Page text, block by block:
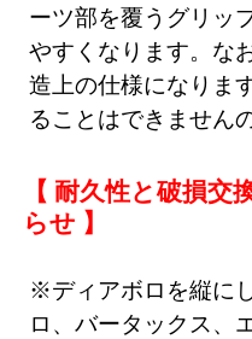
ーツ部を覆うグリッ
やすくなります。な
造上の仕様になりま
ることはできません
【 耐久性と破損
らせ 】
※ディアボロを縦に
ロ、バータックス、